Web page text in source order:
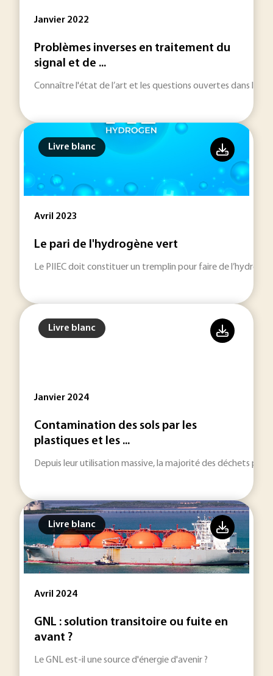
Janvier 2022
Problèmes inverses en traitement du
signal et de ...
Connaître l'état de l’art et les questions ouvertes dans le
Livre blanc
Avril 2023
Le pari de l'hydrogène vert
Le PIIEC doit constituer un tremplin pour faire de
Livre blanc
Janvier 2024
Contamination des sols par les
plastiques et les ...
Depuis leur utilisation massive, la majorité des déchets
Livre blanc
Avril 2024
GNL : solution transitoire ou fuite en
avant ?
Le GNL est-il une source d'énergie d'avenir ?